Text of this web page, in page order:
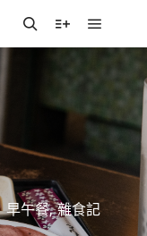
SearchMore info
Main
早午餐,雜食記